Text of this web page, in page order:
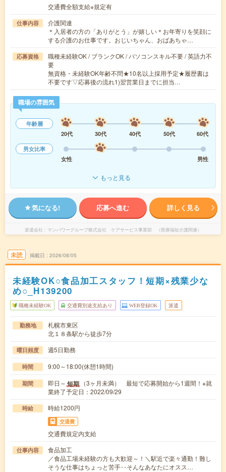
交通費全額支給※規定有
仕事内容
介護関連
＊入居者の方の「ありがとう」が嬉しい＊お年寄りを笑顔に
する介護のお仕事です。おじいちゃん、おばあちゃ…
応募資格
職種未経験OK / ブランクOK / パソコンスキル不要 / 英語力不
要
無資格・未経験OK年齢不問★10名以上採用予定★履歴書は
不要です▽応募後の流れ1)翌営業日までに担当…
職場の雰囲気
年齢層
20代
30代 40代 50代
60代
男女比率
女性
男性
もっと見る
気になる! 応募へ進む 詳しく見る
派遣会社 マンパワーグループ株式会社 ケアサービス事業部 （医療福祉介護関連）
未読 掲載日 2026/08/05
未経験OK○食品加工スタッフ！短期×残業少な
め○_H139200
職種未経験OK 交通費別途支給あり WEB登録OK 派遣
勤務地
札幌市東区
北１８条駅から徒歩7分
曜日頻度 週5日勤務
時間 9:00～18:00(休憩1時間)
期間 即日～ 短期 （3ヶ月未満） 最短で応募開始から1週間！※就
業終了予定日：2022/09/29
時給 時給1200円
交通費
交通費規定内支給
仕事内容
食品加工
／食品工場未経験の方も大歓迎～！＼駅近で楽々通勤！難し
そうな仕事はちょっと苦手‥そんなあなたにオスス…